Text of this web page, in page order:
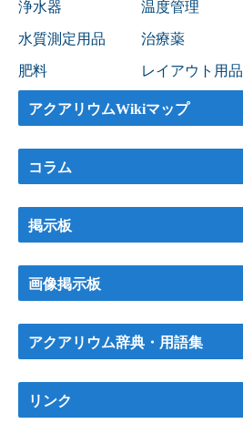
浄水器 温度管理
水質測定用品 治療薬
肥料 レイアウト用品
アクアリウムWikiマップ
コラム
掲示板
画像掲示板
アクアリウム辞典・用語集
リンク